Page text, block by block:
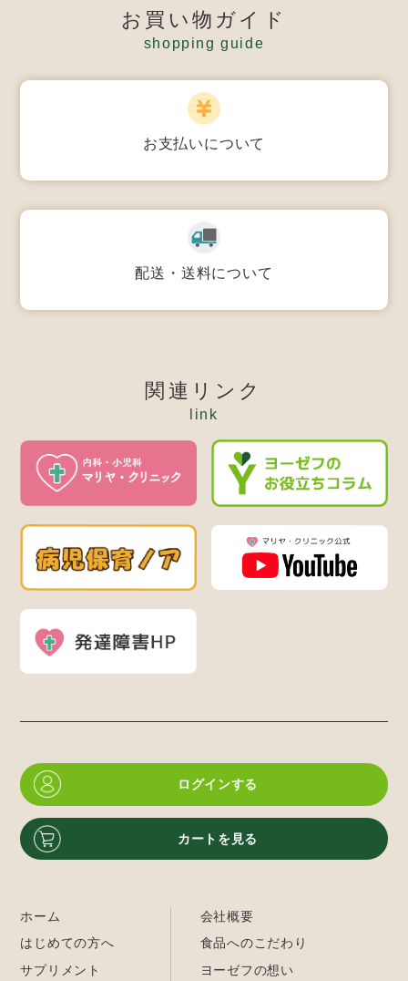
お買い物ガイド
shopping guide
お支払いについて
配送・送料について
関連リンク
link
ログインする
カートを見る
ホーム
はじめての方へ
サプリメント
会社概要
食品へのこだわり
ヨーゼフの想い